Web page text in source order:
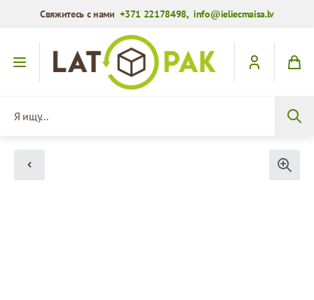
Свяжитесь с нами+371 22178498,info@ieliecmaisa.lv
Перейти к содержимому